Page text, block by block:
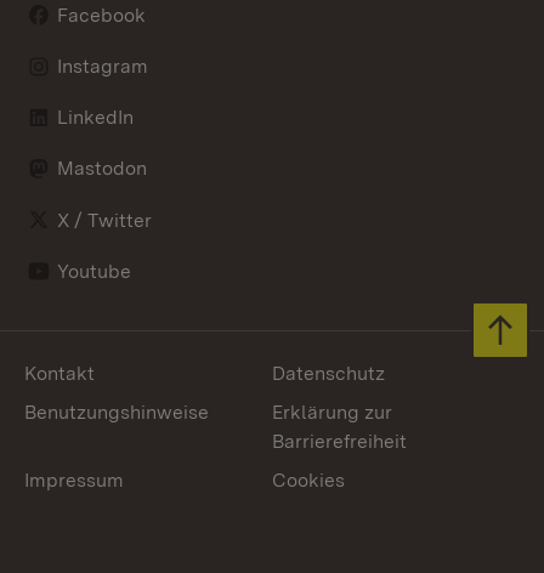
Facebook
Instagram
LinkedIn
Mastodon
X / Twitter
Youtube
Kontakt
Datenschutz
Benutzungshinweise
Erklärung zur
Barrierefreiheit
Impressum
Cookies